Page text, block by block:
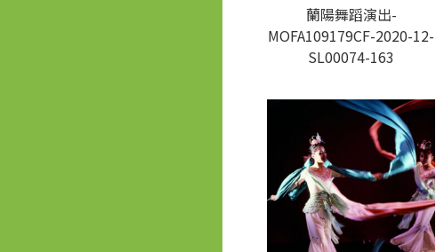
蘭陽舞蹈演出-
MOFA109179CF-2020-12-
SL00074-163